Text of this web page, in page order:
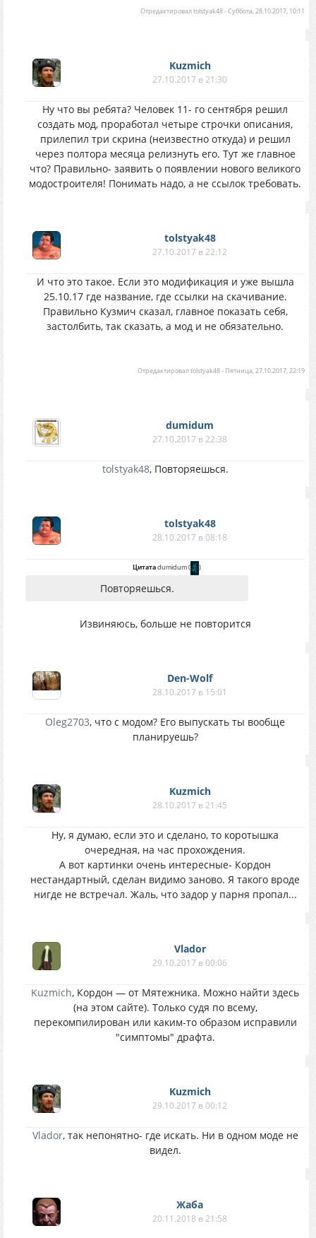
Отредактировалtolstyak48-Суббота, 28.10.2017, 10:11
Kuzmich
27.10.2017 в 21:30
Ну что вы ребята? Человек 11- го сентября решил
создать мод, проработал четыре строчки описания,
прилепил три скрина (неизвестно откуда) и решил
через полтора месяца релизнуть его. Тут же главное
что? Правильно- заявить о появлении нового великого
модостроителя! Понимать надо, а не ссылок требовать.
tolstyak48
27.10.2017 в 22:12
И что это такое. Если это модификация и уже вышла
25.10.17 где название, где ссылки на скачивание.
Правильно Кузмич сказал, главное показать себя,
застолбить, так сказать, а мод и не обязательно.
Отредактировалtolstyak48- Пятница, 27.10.2017, 22:19
dumidum
27.10.2017 в 22:38
tolstyak48, Повторяешься.
tolstyak48
28.10.2017 в 08:18
Цитатаdumidum( )
Повторяешься.
Извиняюсь, больше не повторится
Den-Wolf
28.10.2017 в 15:01
Oleg2703, что с модом? Его выпускать ты вообще
планируешь?
Kuzmich
28.10.2017 в 21:45
Ну, я думаю, если это и сделано, то коротышка
очередная, на час прохождения.
А вот картинки очень интересные- Кордон
нестандартный, сделан видимо заново. Я такого вроде
нигде не встречал. Жаль, что задор у парня пропал...
Vlador
29.10.2017 в 00:06
Kuzmich, Кордон — от Мятежника. Можно найти здесь
(на этом сайте). Только судя по всему,
перекомпилирован или каким-то образом исправили
"симптомы" драфта.
Kuzmich
29.10.2017 в 00:12
Vlador, так непонятно- где искать. Ни в одном моде не
видел.
Жаба
20.11.2018 в 21:58